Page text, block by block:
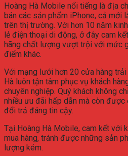
Hoàng Hà Mobile nổi tiếng là địa
bán các sản phẩm iPhone, cả mới
trên thị trường. Với hơn 10 năm
lẻ điện thoại di động, ở đây cam
hãng chất lượng vượt trội với mức
điểm khác.
Với mạng lưới hơn 20 cửa hàng
Hà luôn tận tâm phục vụ khách
chuyên nghiệp. Quý khách không
nhiều ưu đãi hấp dẫn mà còn
đổi trả đáng tin cậy.
Tại Hoàng Hà Mobile, cam kết với
mua hàng, tránh được những sản
lượng kém.